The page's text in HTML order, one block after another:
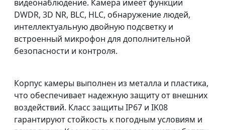
видеонаблюдение. Камера имеет функции
DWDR, 3D NR, BLC, HLC, обнаружение людей,
интеллектуальную двойную подсветку и
встроенный микрофон для дополнительной
безопасности и контроля.
Корпус камеры выполнен из металла и пластика,
что обеспечивает надежную защиту от внешних
воздействий. Класс защиты IP67 и IK08
гарантируют стойкость к погодным условиям и